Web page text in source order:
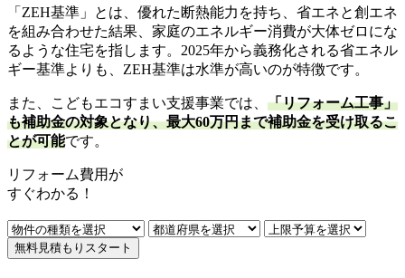
「ZEH基準」とは、優れた断熱能力を持ち、省エネと創エネ
を組み合わせた結果、家庭のエネルギー消費が大体ゼロにな
るような住宅を指します。2025年から義務化される省エネル
ギー基準よりも、ZEH基準は水準が高いのが特徴です。
また、こどもエコすまい支援事業では、 「リフォーム工事」
も補助金の対象となり、最大60万円まで補助金を受け取るこ
とが可能です。
リフォーム費用 が
すぐわかる！
無料見積もりスタート